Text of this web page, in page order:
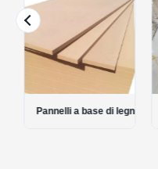
Pannelli a base di legno